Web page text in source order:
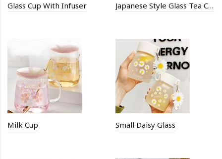
Glass Cup With Infuser Japanese Style Glass Tea Cup
Milk Cup Small Daisy Glass